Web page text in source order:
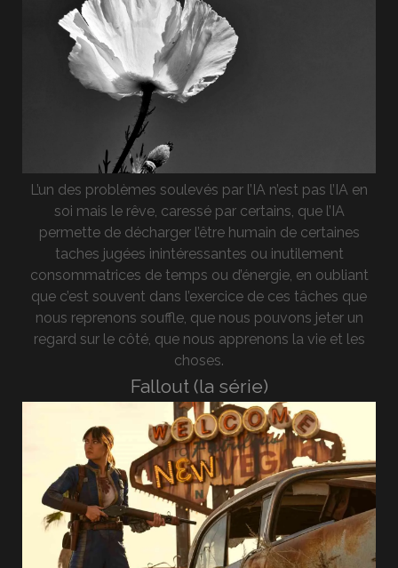
L’un des problèmes soulevés par l’IA n’est pas l’IA en
soi mais le rêve, caressé par certains, que l’IA
permette de décharger l’être humain de certaines
taches jugées inintéressantes ou inutilement
consommatrices de temps ou d’énergie, en oubliant
que c’est souvent dans l’exercice de ces tâches que
nous reprenons souffle, que nous pouvons jeter un
regard sur le côté, que nous apprenons la vie et les
choses.
Fallout (la série)